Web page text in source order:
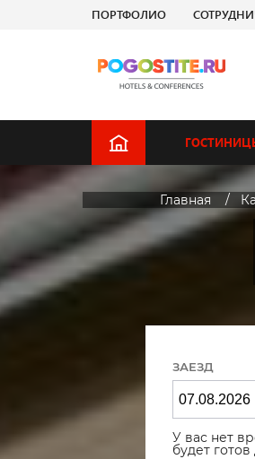
ПОРТФОЛИО
Главная
ЗАЕЗД
У вас нет
будет